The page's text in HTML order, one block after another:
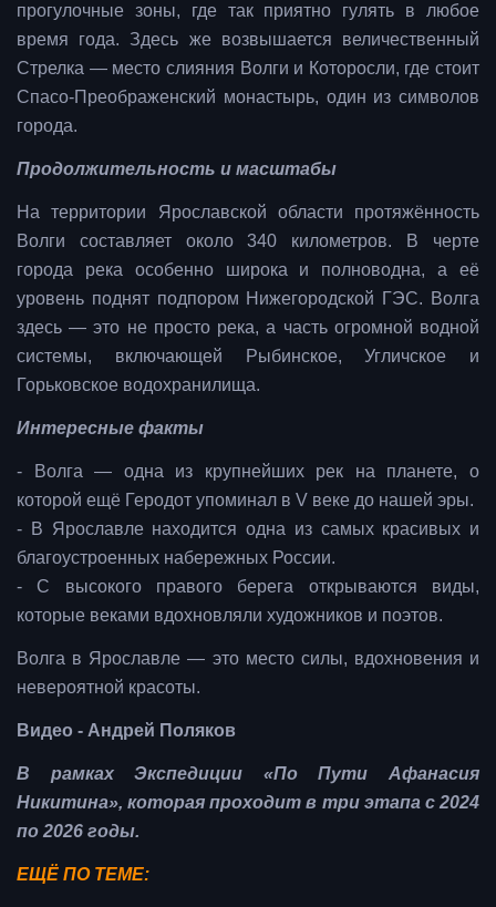
прогулочные зоны, где так приятно гулять в любое
время года. Здесь же возвышается величественный
Стрелка — место слияния Волги и Которосли, где стоит
Спасо-Преображенский монастырь, один из символов
города.
Продолжительность и масштабы
На территории Ярославской области протяжённость
Волги составляет около 340 километров. В черте
города река особенно широка и полноводна, а её
уровень поднят подпором Нижегородской ГЭС. Волга
здесь — это не просто река, а часть огромной водной
системы, включающей Рыбинское, Угличское и
Горьковское водохранилища.
Интересные факты
- Волга — одна из крупнейших рек на планете, о
которой ещё Геродот упоминал в V веке до нашей эры.
- В Ярославле находится одна из самых красивых и
благоустроенных набережных России.
- С высокого правого берега открываются виды,
которые веками вдохновляли художников и поэтов.
Волга в Ярославле — это место силы, вдохновения и
невероятной красоты.
Видео - Андрей Поляков
В рамках Экспедиции «По Пути Афанасия
Никитина», которая проходит в три этапа с 2024
по 2026 годы.
ЕЩЁ ПО ТЕМЕ: